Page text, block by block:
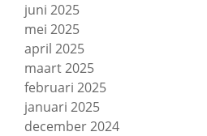
juni 2025
mei 2025
april 2025
maart 2025
februari 2025
januari 2025
december 2024